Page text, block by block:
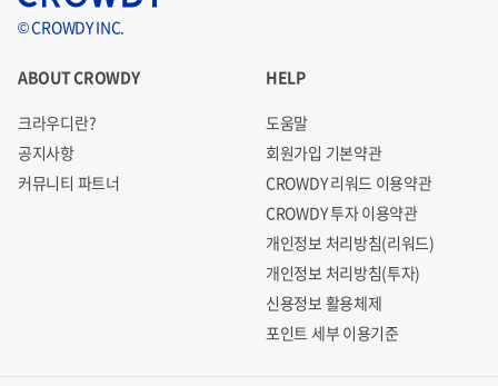
© CROWDY INC.
ABOUT CROWDY
크라우디란?
공지사항
커뮤니티 파트너
HELP
도움말
회원가입 기본약관
CROWDY 리워드 이용약관
CROWDY 투자 이용약관
개인정보 처리방침(리워드)
개인정보 처리방침(투자)
신용정보 활용체제
포인트 세부 이용기준